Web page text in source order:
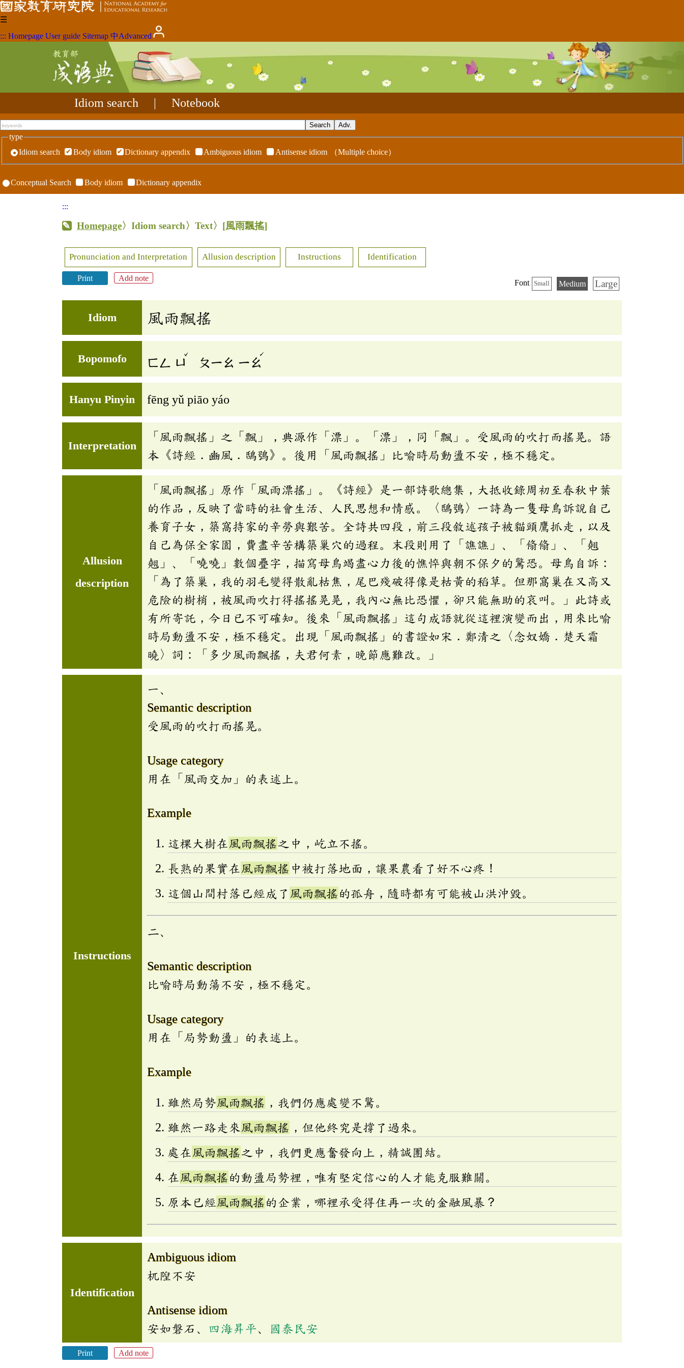
☰
::: Homepage User guide Sitemap 中Advanced
Idiom search Notebook
type
Idiom search
Body idiom Dictionary appendix Ambiguous idiom Antisense idiom （Multiple choice）
Conceptual Search Body idiom Dictionary appendix
:::
Homepage〉Idiom search〉Text〉 [風雨飄搖]
Pronunciation and Interpretation Allusion description Instructions Identification
Print Add note
Font Small Medium Large
Idiom 風雨飄搖
Bopomofo ㄈㄥ ㄩ
ˇ
ㄆㄧㄠ ㄧㄠ
ˊ
Hanyu Pinyin fēng yǔ piāo yáo
Interpretation
「風雨飄搖」之「飄」，典源作「漂」。「漂」，同「飄」。受風雨的吹打而搖晃。語
本《詩經．豳風．鴟鴞》。後用「風雨飄搖」比喻時局動盪不安，極不穩定。
Allusion
description
「風雨飄搖」原作「風雨漂搖」。《詩經》是一部詩歌總集，大抵收錄周初至春秋中葉
的作品，反映了當時的社會生活、人民思想和情感。〈鴟鴞〉一詩為一隻母鳥訴說自己
養育子女，築窩持家的辛勞與艱苦。全詩共四段，前三段敘述孩子被貓頭鷹抓走，以及
自己為保全家園，費盡辛苦構築巢穴的過程。末段則用了「譙譙」、「翛翛」、「翹
翹」、「嘵嘵」數個疊字，描寫母鳥竭盡心力後的憔悴與朝不保夕的驚恐。母鳥自訴：
「為了築巢，我的羽毛變得散亂枯焦，尾巴殘破得像是枯黃的稻草。但那窩巢在又高又
危險的樹梢，被風雨吹打得搖搖晃晃，我內心無比恐懼，卻只能無助的哀叫。」此詩或
有所寄託，今日已不可確知。後來「風雨飄搖」這句成語就從這裡演變而出，用來比喻
時局動盪不安，極不穩定。出現「風雨飄搖」的書證如宋．鄭清之〈念奴嬌．楚天霜
曉〉詞：「多少風雨飄搖，夫君何素，晚節應難改。」
Instructions
一、
Semantic description
受風雨的吹打而搖晃。
Usage category
用在「風雨交加」的表述上。
Example
這棵大樹在風雨飄搖之中，屹立不搖。
長熟的果實在風雨飄搖 中被打落地面，讓果農看了好不心疼！
這個山間村落已經成了 風雨飄搖的孤舟，隨時都有可能被山洪沖毀。
二、
Semantic description
比喻時局動蕩不安，極不穩定。
Usage category
用在「局勢動盪」的表述上。
Example
雖然局勢風雨飄搖 ，我們仍應處變不驚。
雖然一路走來風雨飄搖 ，但他終究是撐了過來。
處在 風雨飄搖之中，我們更應奮發向上，精誠團結。
在 風雨飄搖的動盪局勢裡，唯有堅定信心的人才能克服難關。
原本已經 風雨飄搖的企業，哪裡承受得住再一次的金融風暴？
Identification
Ambiguous idiom
杌隉不安
Antisense idiom
安如磐石、 四海昇平、 國泰民安
Print Add note